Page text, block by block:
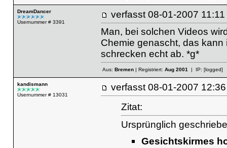
DreamDancer
Usernummer # 3391
verfasst 08-01-2007
Man, bei solchen Videos
Chemie genascht, das
schrecken echt ab. *g*
Aus: Bremen| Registriert: Aug 2001| IP: [logged]
kandismann
Usernummer # 13031
verfasst 08-01-2007
Zitat:
Ursprünglich
Gesichtskirmes